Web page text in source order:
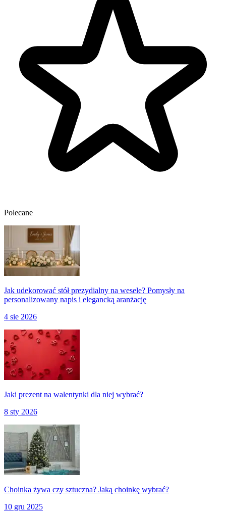
Polecane
Jak udekorować stół prezydialny na wesele? Pomysły na
personalizowany napis i elegancką aranżację
4 sie 2026
Jaki prezent na walentynki dla niej wybrać?
8 sty 2026
Choinka żywa czy sztuczna? Jaką choinkę wybrać?
10 gru 2025